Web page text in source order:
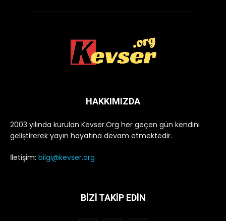
HAKKIMIZDA
2003 yılında kurulan Kevser.Org her geçen gün kendini
geliştirerek yayın hayatına devam etmektedir.
İletişim: bilgi@kevser.org
BİZİ TAKİP EDİN